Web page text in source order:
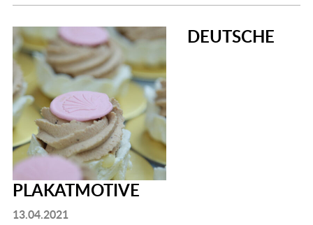
DEUTSCHE
PLAKATMOTIVE
13.04.2021